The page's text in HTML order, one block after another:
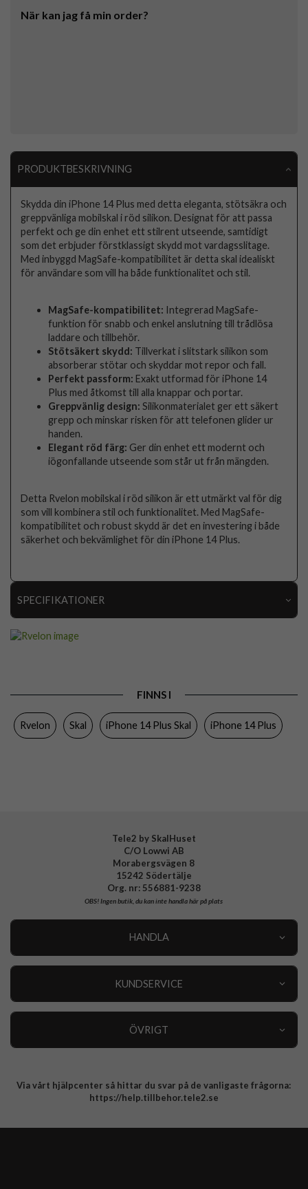
När kan jag få min order?
PRODUKTBESKRIVNING
Skydda din iPhone 14 Plus med detta eleganta, stötsäkra och
greppvänliga mobilskal i röd silikon. Designat för att passa
perfekt och ge din enhet ett stilrent utseende, samtidigt
som det erbjuder förstklassigt skydd mot vardagsslitage.
Med inbyggd MagSafe-kompatibilitet är detta skal idealiskt
för användare som vill ha både funktionalitet och stil.
MagSafe-kompatibilitet: Integrerad MagSafe-
funktion för snabb och enkel anslutning till trådlösa
laddare och tillbehör.
Stötsäkert skydd: Tillverkat i slitstark silikon som
absorberar stötar och skyddar mot repor och fall.
Perfekt passform: Exakt utformad för iPhone 14
Plus med åtkomst till alla knappar och portar.
Greppvänlig design: Silikonmaterialet ger ett säkert
grepp och minskar risken för att telefonen glider ur
handen.
Elegant röd färg: Ger din enhet ett modernt och
iögonfallande utseende som står ut från mängden.
Detta Rvelon mobilskal i röd silikon är ett utmärkt val för dig
som vill kombinera stil och funktionalitet. Med MagSafe-
kompatibilitet och robust skydd är det en investering i både
säkerhet och bekvämlighet för din iPhone 14 Plus.
SPECIFIKATIONER
Greppvänlig, MagSafe-kompatibel
Färg Röd
FINNS I
Rvelon Skal iPhone 14 Plus Skal iPhone 14 Plus
Tele2 by SkalHuset
C/O Lowwi AB
Morabergsvägen 8
15242 Södertälje
Org. nr: 556881-9238
OBS!Ingen butik, du kan inte handla här på plats
HANDLA
KUNDSERVICE
ÖVRIGT
Integritetspolicy
Via vårt hjälpcenter så hittar du svar på de vanligaste frågorna:
https://help.tillbehor.tele2.se